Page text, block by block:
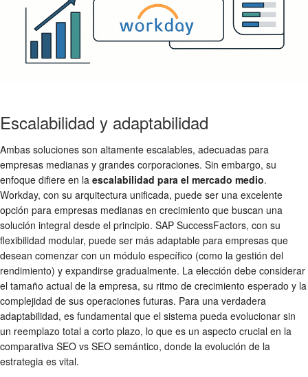
Escalabilidad y adaptabilidad
Ambas soluciones son altamente escalables, adecuadas para
empresas medianas y grandes corporaciones. Sin embargo, su
enfoque difiere en la escalabilidad para el mercado medio.
Workday, con su arquitectura unificada, puede ser una excelente
opción para empresas medianas en crecimiento que buscan una
solución integral desde el principio. SAP SuccessFactors, con su
flexibilidad modular, puede ser más adaptable para empresas que
desean comenzar con un módulo específico (como la gestión del
rendimiento) y expandirse gradualmente. La elección debe considerar
el tamaño actual de la empresa, su ritmo de crecimiento esperado y la
complejidad de sus operaciones futuras. Para una verdadera
adaptabilidad, es fundamental que el sistema pueda evolucionar sin
un reemplazo total a corto plazo, lo que es un aspecto crucial en la
comparativa SEO vs SEO semántico, donde la evolución de la
estrategia es vital.